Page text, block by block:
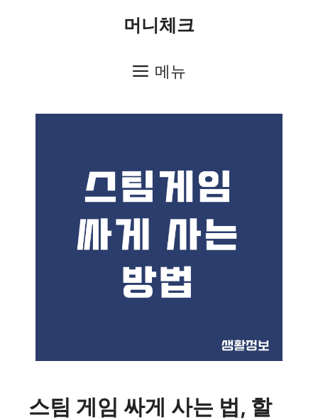
머니체크
메뉴
스팀 게임 싸게 사는 법, 할